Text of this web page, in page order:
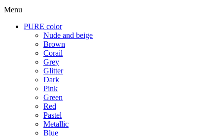
Menu
PURE color
Nude and beige
Brown
Corail
Grey
Glitter
Dark
Pink
Green
Red
Pastel
Metallic
Blue